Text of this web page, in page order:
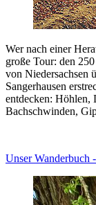
Wer nach einer
große Tour: den
von Niedersachsen
Sangerhausen
entdecken: Höhlen,
Bachschwinden,
Unser Wanderbuch